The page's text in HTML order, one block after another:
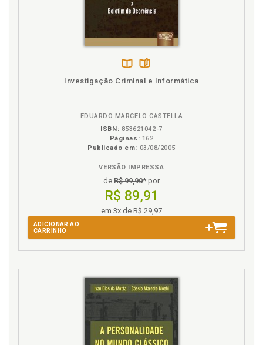
Disponível
páginas
Investigação Criminal e Informática
EDUARDO MARCELO CASTELLA
ISBN: 853621042-7
Páginas: 162
Publicado em: 03/08/2005
VERSÃO IMPRESSA
de R$ 99,90* por
R$ 89,91
em 3x de R$ 29,97
ADICIONAR AO
CARRINHO